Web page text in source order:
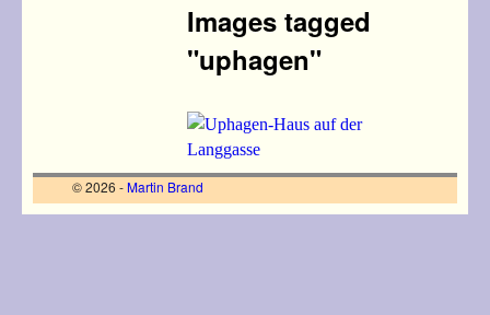
Images tagged
"uphagen"
© 2026 -Martin Brand